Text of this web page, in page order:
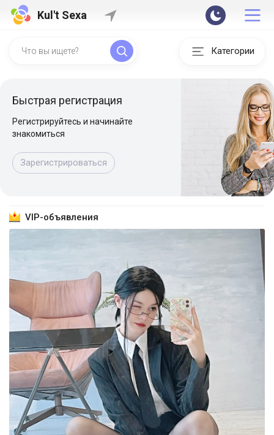
Kul't Sexa
Категории
Быстрая регистрация
Регистрируйтесь и начинайте
знакомиться
Зарегистрироваться
VIP-объявления